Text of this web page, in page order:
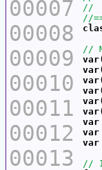
00007
00008
00009
00010
00011
00012
00013
var
var
var
var
var
var
var
var
var